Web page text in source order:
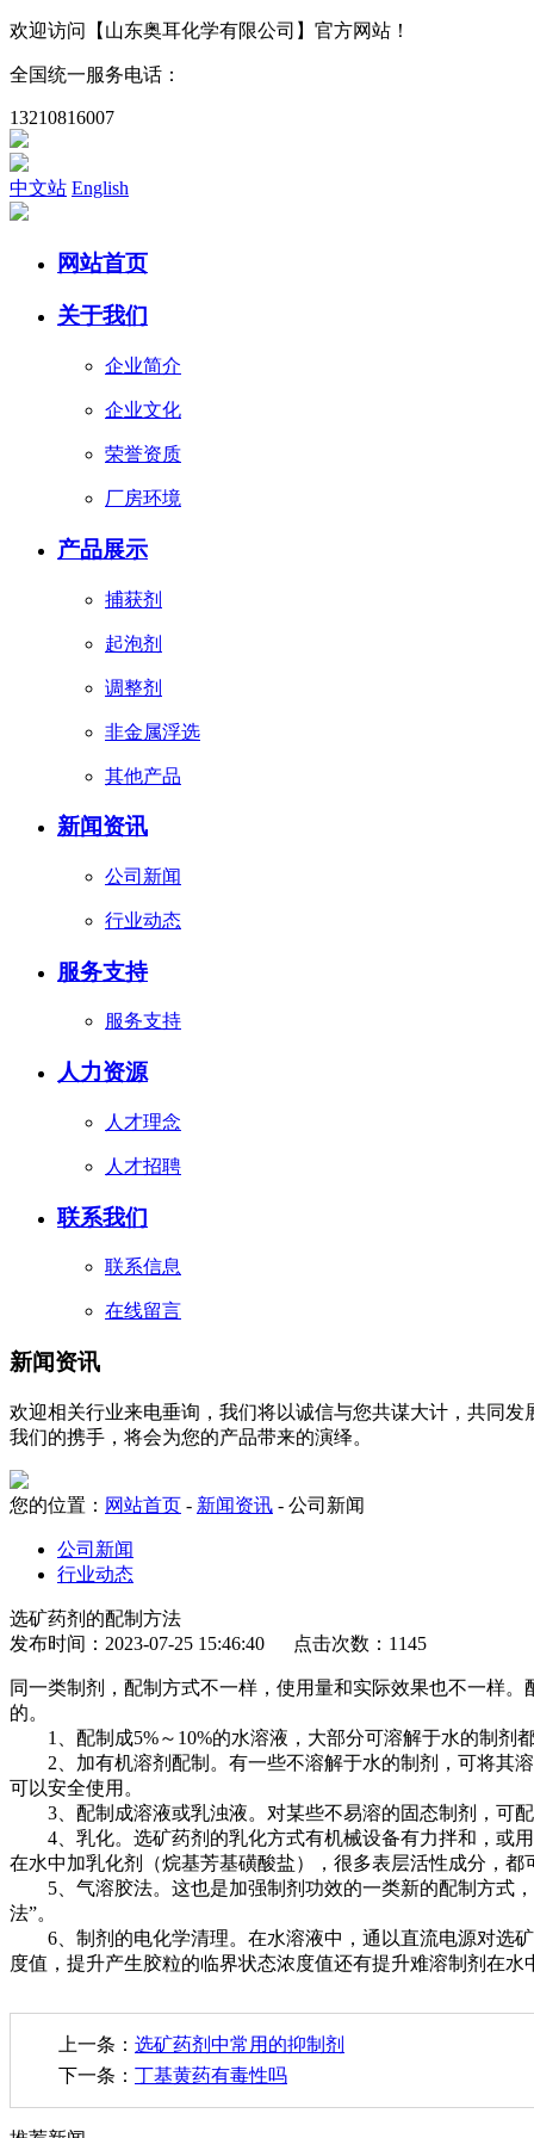
欢迎访问 【山东奥耳化学有限公司】 官方网站！
全国统一服务电话：
13210816007
中文站 English
网站首页
关于我们
企业简介
企业文化
荣誉资质
厂房环境
产品展示
捕获剂
起泡剂
调整剂
非金属浮选
其他产品
新闻资讯
公司新闻
行业动态
服务支持
服务支持
人力资源
人才理念
人才招聘
联系我们
联系信息
在线留言
新闻资讯
欢迎相关行业来电垂询，我们将以诚信与您共谋大计，共同
我们的携手，将会为您的产品带来的演绎。
您的位置： 网站首页 - 新闻资讯 - 公司新闻
公司新闻
行业动态
选矿药剂的配制方法
发布时间：2023-07-25 15:46:40 点击次数：1145
同一类制剂，配制方式不一样，使用量和实际效果也不一样
的。
1、配制成5%～10%的水溶液，大部分可溶解于水的制剂
2、加有机溶剂配制。有一些不溶解于水的制剂，可将其溶
可以安全使用。
3、配制成溶液或乳浊液。对某些不易溶的固态制剂，可配
4、乳化。选矿药剂的乳化方式有机械设备有力拌和，或用
在水中加乳化剂（烷基芳基磺酸盐），很多表层活性成分，都
5、气溶胶法。这也是加强制剂功效的一类新的配制方式，
法”。
6、制剂的电化学清理。在水溶液中，通以直流电源对选矿
度值，提升产生胶粒的临界状态浓度值还有提升难溶制剂在水
上一条： 选矿药剂中常用的抑制剂
下一条： 丁基黄药有毒性吗